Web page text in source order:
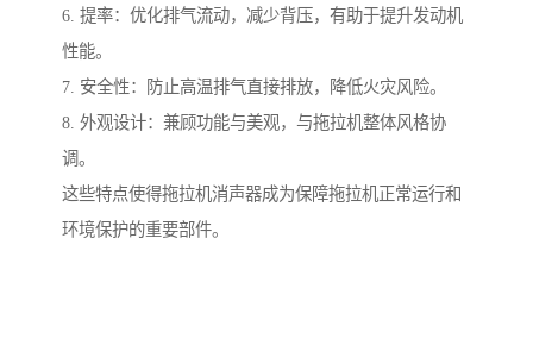
6. 提率：优化排气流动，减少背压，有助于提升发动机
性能。
7. 安全性：防止高温排气直接排放，降低火灾风险。
8. 外观设计：兼顾功能与美观，与拖拉机整体风格协
调。
这些特点使得拖拉机消声器成为保障拖拉机正常运行和
环境保护的重要部件。